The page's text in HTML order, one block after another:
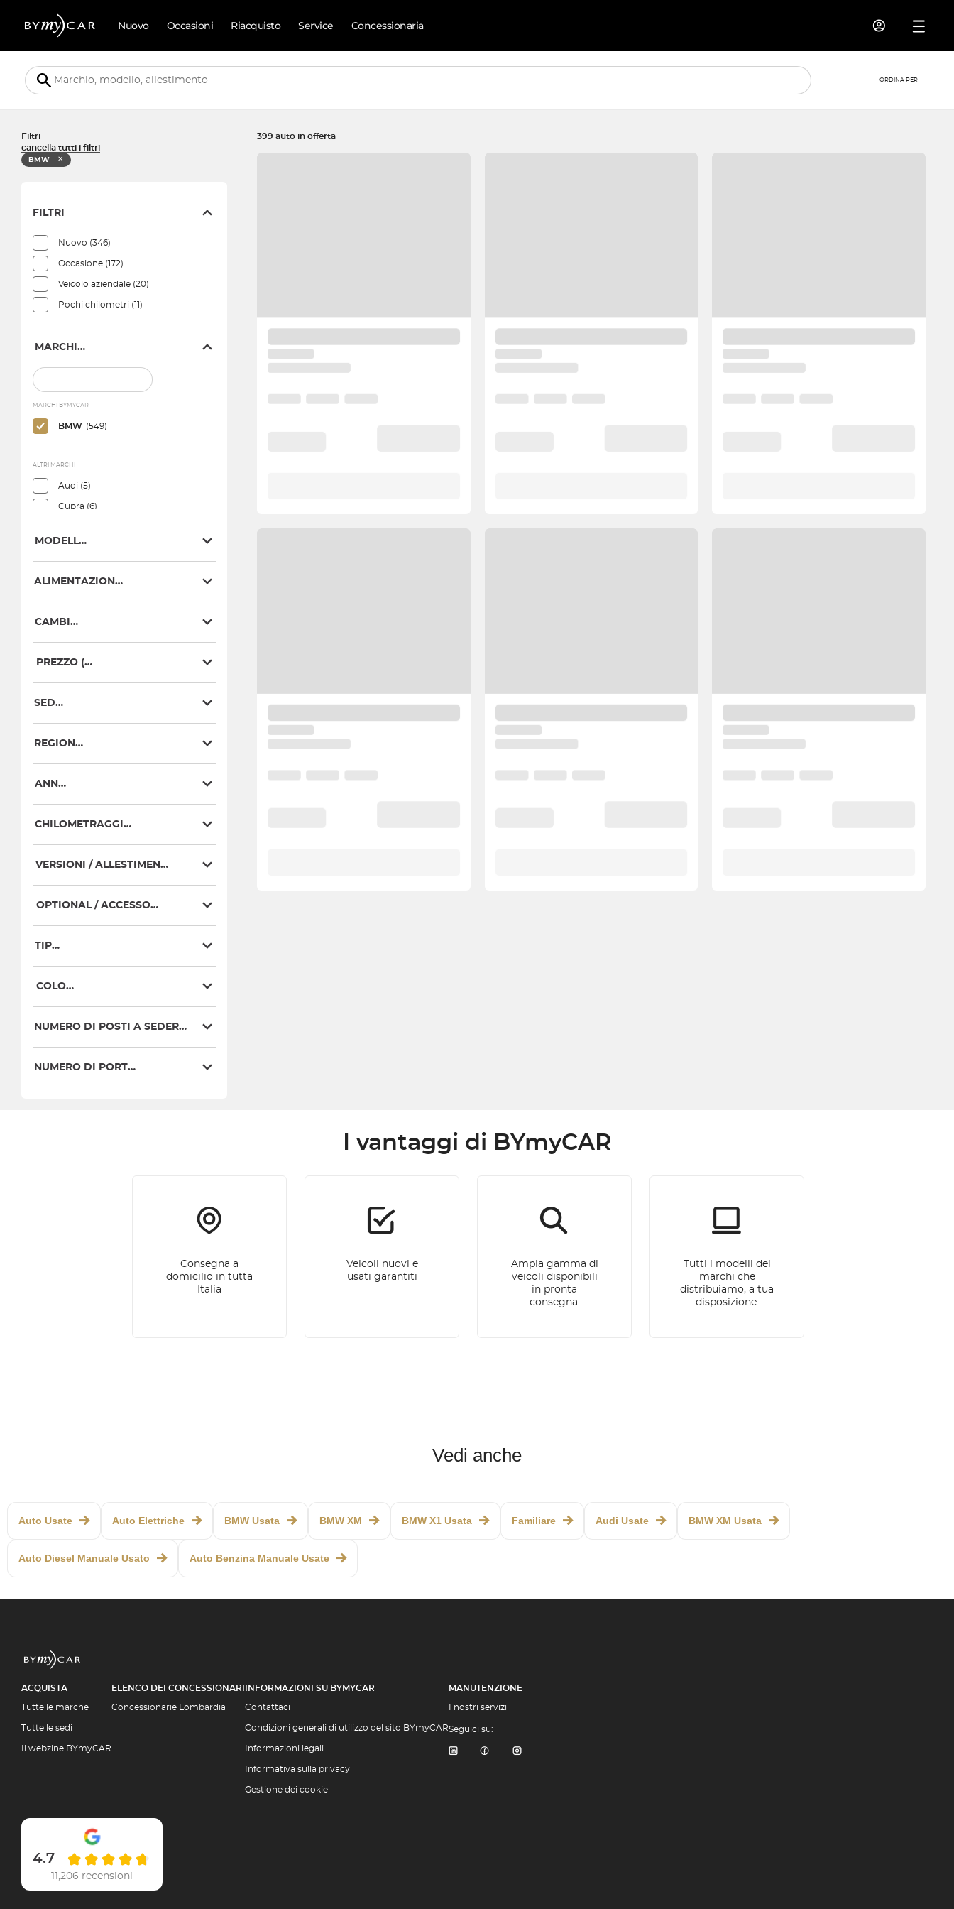
Nuovo Occasioni Riacquisto Service Concessionaria
ORDINA PER
Filtri
cancella tutti i filtri
BMW ✕
FILTRI
Nuovo (346)
Occasione (172)
Veicolo aziendale (20)
Pochi chilometri (11)
MARCHIO
MARCHI BYMYCAR
BMW (549)
ALTRI MARCHI
Audi (5)
Cupra (6)
MODELLO
ALIMENTAZIONE
CAMBIO
PREZZO (€)
SEDE
REGIONE
ANNO
CHILOMETRAGGIO
VERSIONI / ALLESTIMENTI
OPTIONAL / ACCESSORI
TIPO
COLORI
NUMERO DI POSTI A SEDERE
NUMERO DI PORTE
399 auto in offerta
I vantaggi di BYmyCAR
Consegna a
domicilio in tutta
Italia
Veicoli nuovi e
usati garantiti
Ampia gamma di
veicoli disponibili
in pronta
consegna.
Tutti i modelli dei
marchi che
distribuiamo, a tua
disposizione.
Vedi anche
Auto Usate Auto Elettriche BMW Usata BMW XM BMW X1 Usata Familiare Audi Usate BMW XM Usata
Auto Diesel Manuale Usato Auto Benzina Manuale Usate
ACQUISTA
Tutte le marche
Tutte le sedi
Il webzine BYmyCAR
ELENCO DEI CONCESSIONARI
Concessionarie Lombardia
INFORMAZIONI SU BYMYCAR
Contattaci
Condizioni generali di utilizzo del sito BYmyCAR
Informazioni legali
Informativa sulla privacy
Gestione dei cookie
MANUTENZIONE
I nostri servizi
Seguici su:
4.7
11,206 recensioni